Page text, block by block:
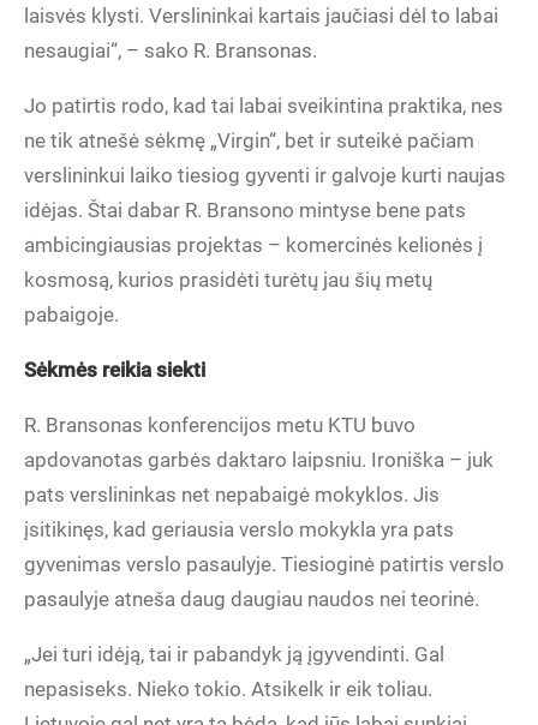
laisvės klysti. Verslininkai kartais jaučiasi dėl to labai
nesaugiai“, – sako R. Bransonas.
Jo patirtis rodo, kad tai labai sveikintina praktika, nes
ne tik atnešė sėkmę „Virgin“, bet ir suteikė pačiam
verslininkui laiko tiesiog gyventi ir galvoje kurti naujas
idėjas. Štai dabar R. Bransono mintyse bene pats
ambicingiausias projektas – komercinės kelionės į
kosmosą, kurios prasidėti turėtų jau šių metų
pabaigoje.
Sėkmės reikia siekti
R. Bransonas konferencijos metu KTU buvo
apdovanotas garbės daktaro laipsniu. Ironiška – juk
pats verslininkas net nepabaigė mokyklos. Jis
įsitikinęs, kad geriausia verslo mokykla yra pats
gyvenimas verslo pasaulyje. Tiesioginė patirtis verslo
pasaulyje atneša daug daugiau naudos nei teorinė.
„Jei turi idėją, tai ir pabandyk ją įgyvendinti. Gal
nepasiseks. Nieko tokio. Atsikelk ir eik toliau.